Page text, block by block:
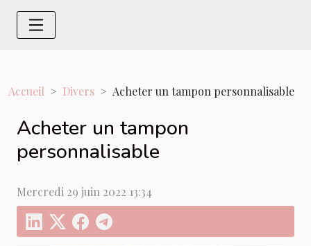
Accueil Divers Acheter un tampon personnalisable
Acheter un tampon
personnalisable
Mercredi 29 juin 2022 13:34